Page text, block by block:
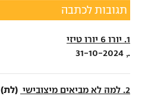
תגובות לכתבה
1. יורו 6 יורו טיזי
., 31-10-2024
2. למה לא מביאים מיצובישי (לת)